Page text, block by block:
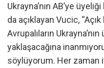
Ukrayna’nın AB’ye
da açıklayan Vucic,
Avrupalıların
yaklaşacağına
söylüyorum. Her zaman